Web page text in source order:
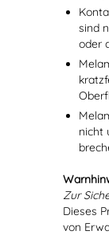
sind
oder
nicht
Zur
Dieses
von